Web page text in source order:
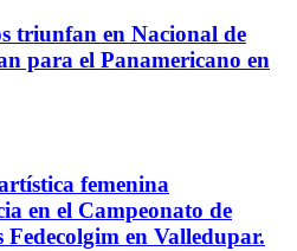
triunfan en Nacional de
para el Panamericano en
femenina
en el Campeonato de
en Valledupar.